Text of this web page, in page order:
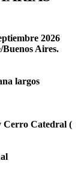
2026
Buenos Aires.
largos
Cerro Catedral (